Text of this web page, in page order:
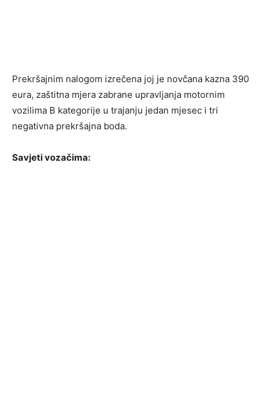
Prekršajnim nalogom izrečena joj je novčana kazna 390
eura, zaštitna mjera zabrane upravljanja motornim
vozilima B kategorije u trajanju jedan mjesec i tri
negativna prekršajna boda.
Savjeti vozačima: